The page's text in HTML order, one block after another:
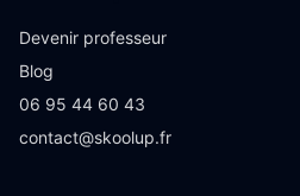
Devenir professeur
Blog
06 95 44 60 43
contact@skoolup.fr